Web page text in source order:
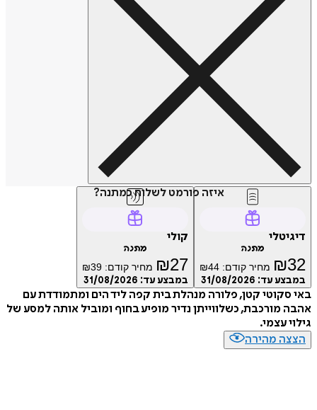
איזה פורמט לשלוח כמתנה?
דיגיטלי
מתנה
₪32 מחיר קודם: ₪44
במבצע עד: 31/08/2026
קולי
מתנה
₪27 מחיר קודם: ₪39
במבצע עד: 31/08/2026
באי סקוטי קטן, פלורה מנהלת בית קפה ליד הים ומתמודדת עם
אהבה מורכבת, כשלווייתן נדיר מופיע בחוף ומוביל אותה למסע של
גילוי עצמי.
הצצה מהירה